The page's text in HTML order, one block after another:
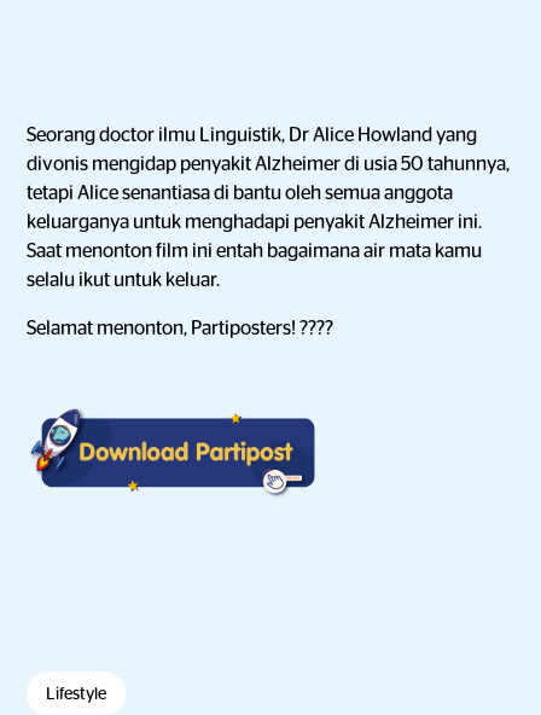
Seorang doctor ilmu Linguistik, Dr Alice Howland yang
divonis mengidap penyakit Alzheimer di usia 50 tahunnya,
tetapi Alice senantiasa di bantu oleh semua anggota
keluarganya untuk menghadapi penyakit Alzheimer ini.
Saat menonton film ini entah bagaimana air mata kamu
selalu ikut untuk keluar.
Selamat menonton, Partiposters! ????
Lifestyle